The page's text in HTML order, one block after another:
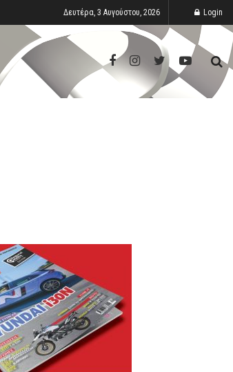
Δευτέρα, 3 Αυγούστου, 2026 Login